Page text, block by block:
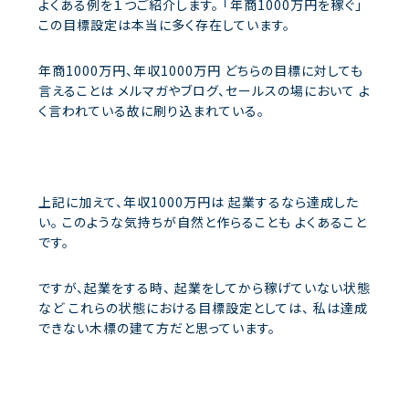
よくある例を１つご紹介します。 「年商1000万円を稼ぐ」
この目標設定は本当に多く存在しています。
年商1000万円、年収1000万円 どちらの目標に対しても
言えることは メルマガやブログ、セールスの場において よ
く言われている故に刷り込まれている。
上記に加えて、年収1000万円は 起業するなら達成した
い。 このような気持ちが自然と作らることも よくあること
です。
ですが、起業をする時、 起業をしてから稼げていない状態
など これらの状態における目標設定としては、 私は達成
できない木標の建て方だと思っています。